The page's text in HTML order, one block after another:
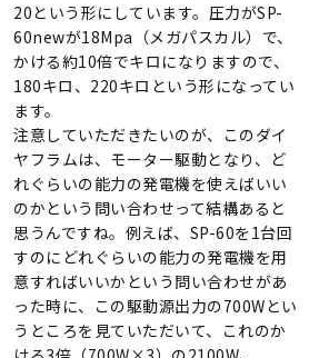
20という形にしています。圧力がSP-
60newが18Mpa（メガパスカル）で、
かける約10倍でキロになりますので、
180キロ、220キロという形になってい
ます。
注意していただきたいのが、このダイ
ヤフラムは、モーター駆動となり、ど
れぐらいの能力の発電機を使えばいい
のかという問い合わせって結構あると
思うんですね。例えば、SP-60を1台回
すのにどれぐらいの能力の発電機を用
意すればいいかという問い合わせがあ
った時に、この駆動源出力の700Wとい
うところを見ていただいて、これのか